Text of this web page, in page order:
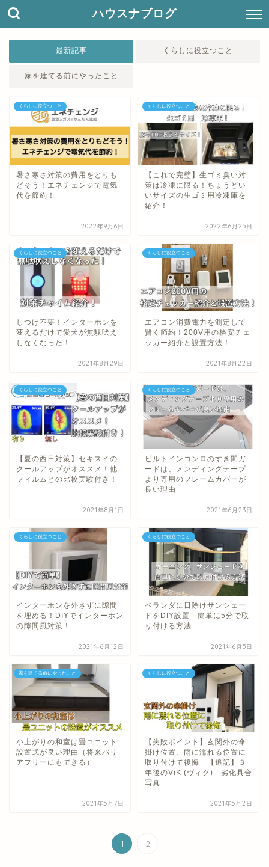
ハウスナブログ
最新記事 くらしに役立つこと
家を建てる前にやったこと
くらしに役立つこと
暑さ寒さ対策の費用をとりも
どそう！エネチェンジで電気
代を節約！
2022年9月6日
くらしに役立つこと
【これで完璧】生ゴミ臭い対
策は冷凍に限る！ちょうどい
いサイズの生ゴミ用冷凍庫を
紹介！
2022年6月25日
くらしに役立つこと
しつけ不要！インターホンを
変えるだけで愛犬が無駄吠え
しなくなった！
2021年8月29日
くらしに役立つこと
エアコン消費電力を測定して
賢く節約！200V用の格安チェ
ッカー紹介と設置方法！
2021年8月22日
くらしに役立つこと
【夏の西日対策】セキスイの
クールアップがオススメ！他
フィルムとの比較実験付き！
2021年8月1日
くらしに役立つこと
ビルトインコンロのすき間ガ
ードは、メンディングテープ
より専用のフレームカバーが
良い理由
2021年6月23日
くらしに役立つこと
インターホンを外さずに隙間
を埋める！DIYでインターホン
の隙間風対策！
2021年6月12日
くらしに役立つこと
ベランダに日除けサンシェー
ドをDIY設置 簡単に5分で取
り付ける方法
2021年6月5日
家を建てる前にやったこと
小上がりの和室は畳ユニット
設置式が良い理由（将来バリ
アフリーにもできる）
2021年5月7日
くらしに役立つこと
【失敗ポイント】玄関外の傘
掛け位置、雨に濡れる位置に
取り付けて後悔 【追記】３
年後のViK (ヴィク) 劣化具合
写真
2021年5月2日
1 2